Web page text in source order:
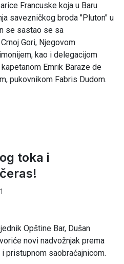
Francuske koja u Baru
savezničkog broda "Pluton" u
se sastao se sa
Gori, Njegovom
kao i delegacijom
Emrik Baraze de
pukovnikom Fabris Dudom.
toka i
Opštine Bar, Dušan
novi nadvožnjak prema
pristupnom saobraćajnicom.